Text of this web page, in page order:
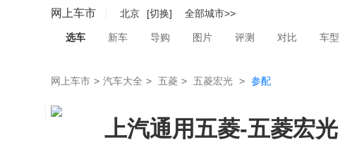
网上车市 北京 [切换] 全部城市>>
选车 新车 导购 图片 评测 对比 车型
网上车市 > 汽车大全 > 五菱 > 五菱宏光 > 参配
上汽通用五菱-五菱宏光